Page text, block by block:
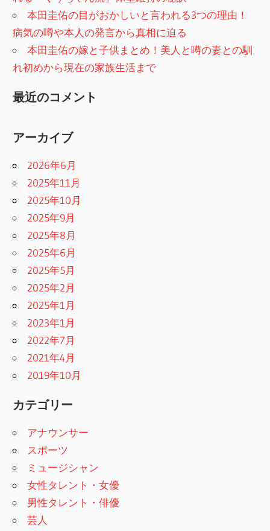
本田圭佑の目がおかしいと言われる3つの理由！
病気の噂や本人の発言から真相に迫る
本田圭佑の嫁と子供まとめ！美人と噂の妻との馴
れ初めから現在の家族生活まで
最近のコメント
アーカイブ
2026年6月
2025年11月
2025年10月
2025年9月
2025年8月
2025年6月
2025年5月
2025年2月
2025年1月
2023年1月
2022年7月
2021年4月
2019年10月
カテゴリー
アナウンサー
スポーツ
ミュージシャン
女性タレント・女優
男性タレント・俳優
芸人